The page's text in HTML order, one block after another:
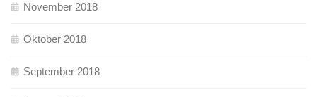
November 2018
Oktober 2018
September 2018